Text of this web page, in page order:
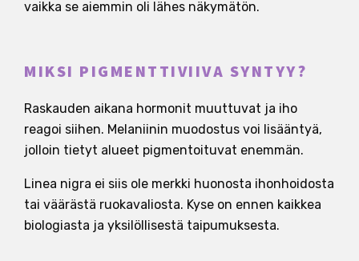
vaikka se aiemmin oli lähes näkymätön.
MIKSI PIGMENTTIVIIVA SYNTYY?
Raskauden aikana hormonit muuttuvat ja iho
reagoi siihen. Melaniinin muodostus voi lisääntyä,
jolloin tietyt alueet pigmentoituvat enemmän.
Linea nigra ei siis ole merkki huonosta ihonhoidosta
tai väärästä ruokavaliosta. Kyse on ennen kaikkea
biologiasta ja yksilöllisestä taipumuksesta.